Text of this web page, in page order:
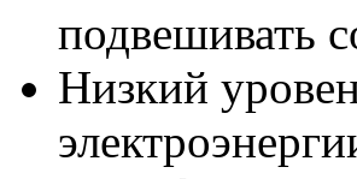
подвешивать
Низкий